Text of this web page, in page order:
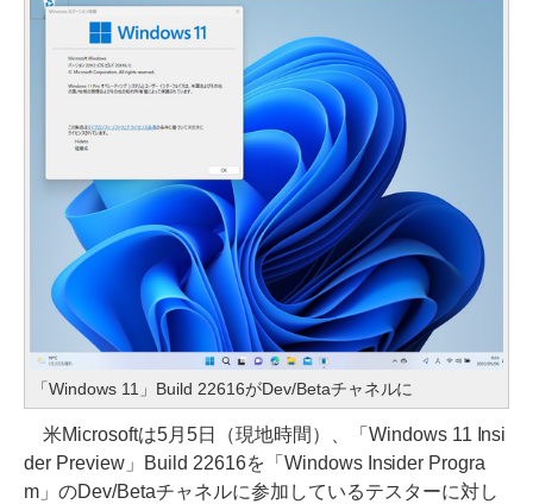
「Windows 11」Build 22616がDev/Betaチャネルに
米Microsoftは5月5日（現地時間）、「Windows 11 Insi
der Preview」Build 22616を「Windows Insider Progra
m」のDev/Betaチャネルに参加しているテスターに対し